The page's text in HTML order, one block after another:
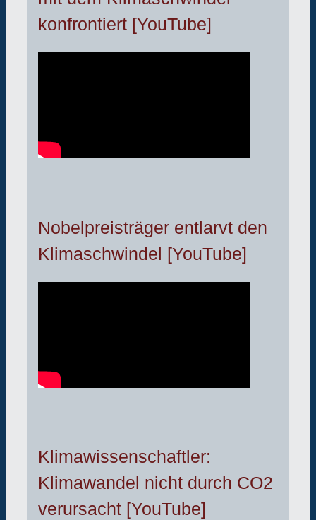
konfrontiert [YouTube]
Nobelpreisträger entlarvt den
Klimaschwindel [YouTube]
Klimawissenschaftler:
Klimawandel nicht durch CO2
verursacht [YouTube]